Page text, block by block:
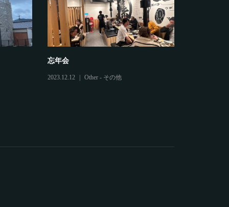
忘年会
2023.12.12 Other - その他